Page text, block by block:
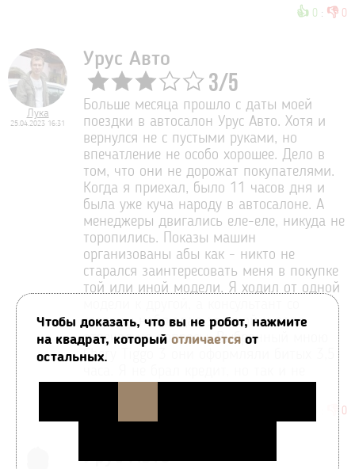
👍 0 : 👎 0
Лука
25.04.2023 16:31
Урус Авто
3/5
Больше месяца прошло с даты моей
поездки в автосалон Урус Авто. Хотя и
вернулся не с пустыми руками, но
впечатление не особо хорошее. Дело в
том, что они не дорожат покупателями.
Когда я приехал, было 11 часов дня и
была уже куча народу в автосалоне. А
менеджеры двигались еле-еле, никуда не
торопились. Показы машин
организованы абы как - никто не
старался заинтересовать меня в покупке
той или иной модели. Я ходил от одной
стороны наблюдал за мной и вяло
отвечал на вопросы. Выбранный мною
Chery Tiggo 3 они оформляли битых 3,5
0
Урус Авто
Чтобы доказать, что вы не робот, нажмите
на квадрат, который отличается от
остальных.